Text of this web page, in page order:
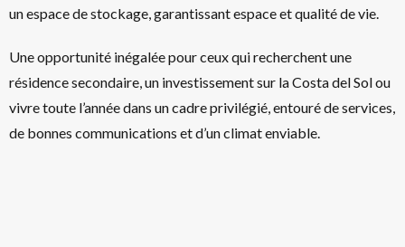
un espace de stockage, garantissant espace et qualité de vie.
Une opportunité inégalée pour ceux qui recherchent une
résidence secondaire, un investissement sur la Costa del Sol ou
vivre toute l’année dans un cadre privilégié, entouré de services,
de bonnes communications et d’un climat enviable.